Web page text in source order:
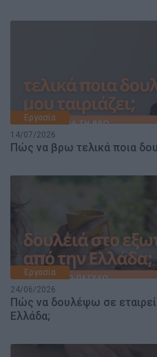
Εργασία
14/07/2026
Πώς να βρω τελικά ποια
Εργασία
24/06/2026
Πώς να δουλέψω σε
Ελλάδα;